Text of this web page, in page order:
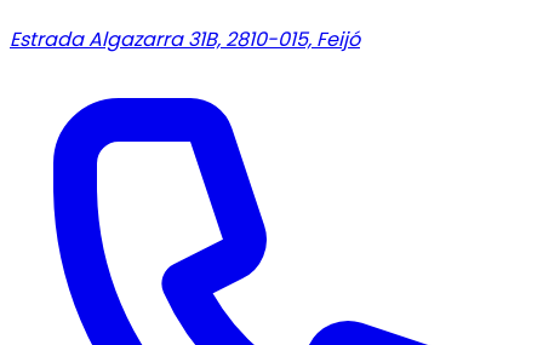
Estrada Algazarra 31B, 2810-015, Feijó